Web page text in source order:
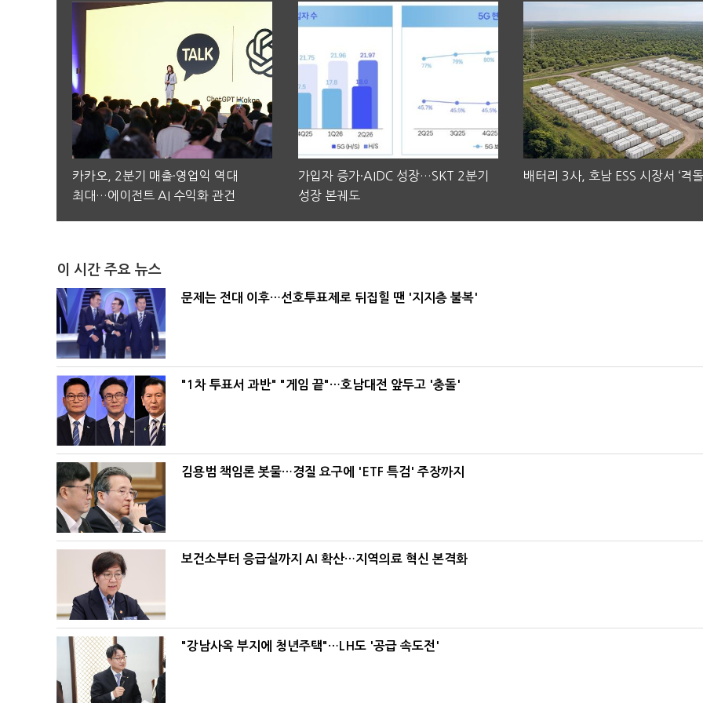
카카오, 2분기 매출·영업익 역대
최대…에이전트 AI 수익화 관건
가입자 증가·AIDC 성장…SKT 2분기
성장 본궤도
배터리 3사, 호남 ESS 시장서 ‘격돌
이 시간 주요 뉴스
문제는 전대 이후…선호투표제로 뒤집힐 땐 '지지층 불복'
"1차 투표서 과반" "게임 끝"…호남대전 앞두고 '충돌'
김용범 책임론 봇물…경질 요구에 'ETF 특검' 주장까지
보건소부터 응급실까지 AI 확산…지역의료 혁신 본격화
"강남사옥 부지에 청년주택"…LH도 '공급 속도전'